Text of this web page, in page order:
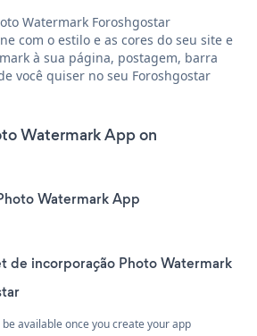
Watermark Foroshgostar
com o estilo e as cores do seu site e
à sua página, postagem, barra
você quiser no seu Foroshgostar
Watermark App on
Watermark App
de incorporação Photo Watermark
available once you create your app